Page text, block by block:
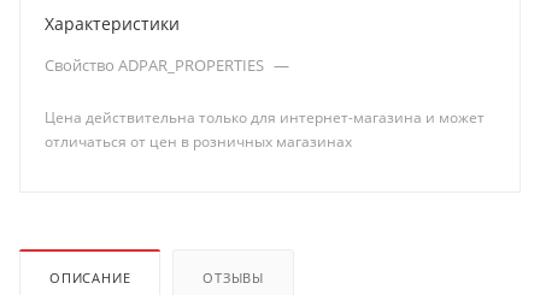
Характеристики
Свойство ADPAR_PROPERTIES —
Цена действительна только для интернет-магазина и может
отличаться от цен в розничных магазинах
ОПИСАНИЕ ОТЗЫВЫ